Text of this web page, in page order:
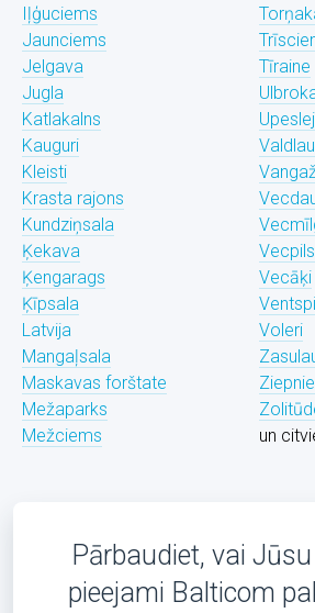
Iļģuciems
Jaunciems
Jelgava
Jugla
Katlakalns
Kauguri
Kleisti
Krasta rajons
Kundziņsala
Ķekava
Ķengarags
Ķīpsala
Latvija
Mangaļsala
Maskavas forštate
Mežaparks
Mežciems
Tīraine
Vecāķi
Voleri
un
Pārbaudiet, vai
pieejami Balticom